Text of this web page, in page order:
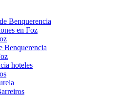
Benquerencia
en Foz
Benquerencia
hoteles